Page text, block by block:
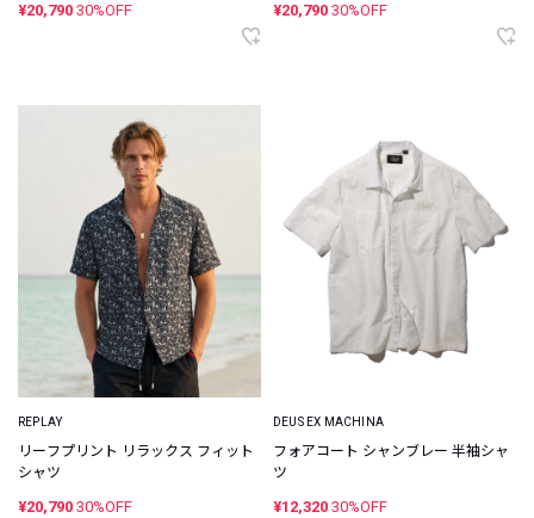
¥20,790 30%OFF ¥20,790 30%OFF
REPLAY
リーフプリント リラックス フィット
シャツ
¥20,790 30%OFF
DEUS EX MACHINA
フォアコート シャンブレー 半袖シャ
ツ
¥12,320 30%OFF